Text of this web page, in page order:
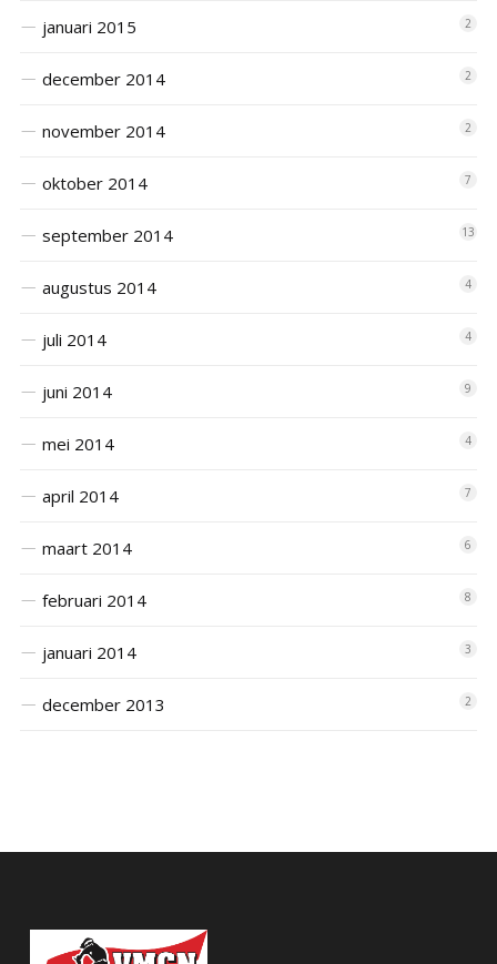
januari 2015 2
december 2014 2
november 2014 2
oktober 2014 7
september 2014 13
augustus 2014 4
juli 2014 4
juni 2014 9
mei 2014 4
april 2014 7
maart 2014 6
februari 2014 8
januari 2014 3
december 2013 2